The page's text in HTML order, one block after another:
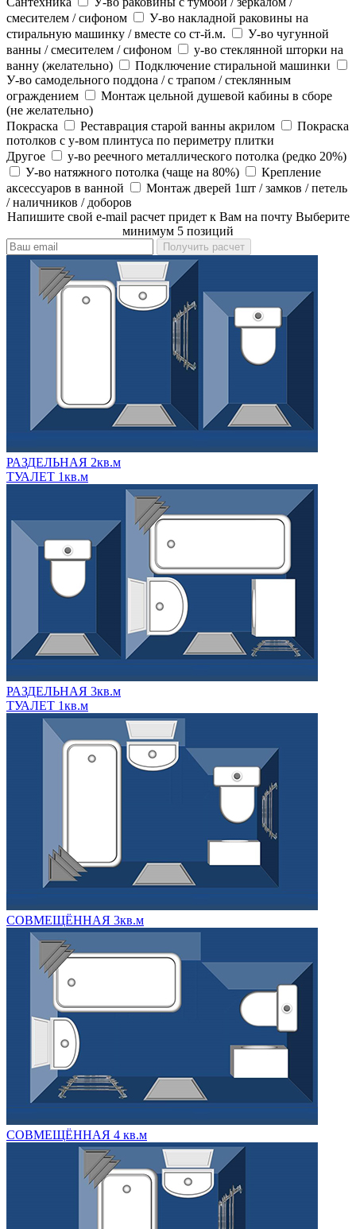
смесителем / сифоном
У-во накладной раковины на
стиральную машинку / вместе со ст-й.м.
У-во чугунной
ванны / смесителем / сифоном
у-во стеклянной шторки на
ванну (желательно)
Подключение стиральной машинки
У-во самодельного поддона / с трапом / стеклянным
ограждением
Монтаж цельной душевой кабины в сборе
(не желательно)
Покраска
Реставрация старой ванны акрилом
Покраска
потолков с у-вом плинтуса по периметру плитки
Другое
у-во реечного металлического потолка (редко 20%)
У-во натяжного потолка (чаще на 80%)
Крепление
аксессуаров в ванной
Монтаж дверей 1шт / замков / петель
/ наличников / доборов
Напишите свой e-mail расчет придет к Вам на почту Выберите
минимум 5 позиций
РАЗДЕЛЬНАЯ 2кв.м
ТУАЛЕТ 1кв.м
РАЗДЕЛЬНАЯ 3кв.м
ТУАЛЕТ 1кв.м
СОВМЕЩЁННАЯ 3кв.м
СОВМЕЩЁННАЯ 4 кв.м